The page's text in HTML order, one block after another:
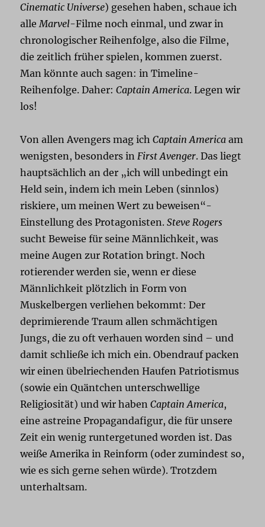
Cinematic Universe) gesehen haben, schaue ich
alle Marvel-Filme noch einmal, und zwar in
chronologischer Reihenfolge, also die Filme,
die zeitlich früher spielen, kommen zuerst.
Man könnte auch sagen: in Timeline-
Reihenfolge. Daher:Captain America. Legen wir
los!
Von allen Avengers mag ichCaptain America am
wenigsten, besonders in First Avenger. Das liegt
hauptsächlich an der „ich will unbedingt ein
Held sein, indem ich mein Leben (sinnlos)
riskiere, um meinen Wert zu beweisen“-
Einstellung des Protagonisten.Steve Rogers
sucht Beweise für seine Männlichkeit, was
meine Augen zur Rotation bringt. Noch
rotierender werden sie, wenn er diese
Männlichkeit plötzlich in Form von
Muskelbergen verliehen bekommt: Der
deprimierende Traum allen schmächtigen
Jungs, die zu oft verhauen worden sind – und
damit schließe ich mich ein. Obendrauf packen
wir einen übelriechenden Haufen Patriotismus
(sowie ein Quäntchen unterschwellige
Religiosität) und wir habenCaptain America,
eine astreine Propagandafigur, die für unsere
Zeit ein wenig runtergetuned worden ist. Das
weiße Amerika in Reinform (oder zumindest so,
wie es sich gerne sehen würde). Trotzdem
unterhaltsam.